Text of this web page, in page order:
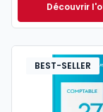
Découvrir
Dès
BEST-SELLER